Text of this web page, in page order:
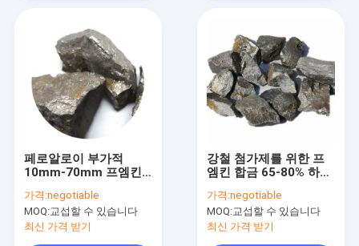
제품
VR 쇼
회사 소개
문의하기
페로알로이 부가적
10mm-70mm 프엠킨
가격:negotiable
MOQ:교섭할 수 있습니다
최신 가격 받기
강철 첨가제를 위한 프
엠킨 합금 65-80% 하크
가격:negotiable
MOQ:교섭할 수 있습니다
최신 가격 받기